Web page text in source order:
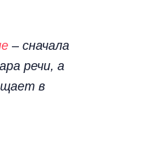
– сначала
речи, а
в